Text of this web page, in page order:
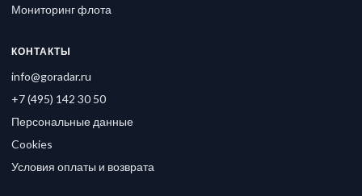
Мониторинг флота
КОНТАКТЫ
info@goradar.ru
+7 (495) 142 30 50
Персональные данные
Cookies
Условия оплаты и возврата